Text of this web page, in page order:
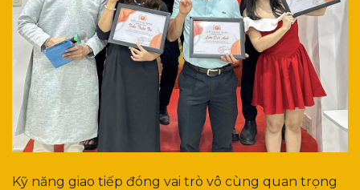
Kỹ năng giao tiếp đóng vai trò vô cùng quan trọng